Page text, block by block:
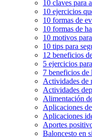
10 claves para
10 ejercicios
10 formas de
10 formas de
10 motivos
10 tips para
12 beneficios
5 ejercicios
7 beneficios
Actividades de
Actividades
Alimentación
Aplicaciones
Aplicaciones
Aportes
Baloncesto en